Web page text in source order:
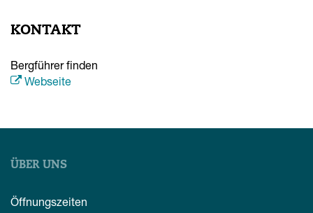
KONTAKT
Bergführer finden
Webseite
ÜBER UNS
Öffnungszeiten